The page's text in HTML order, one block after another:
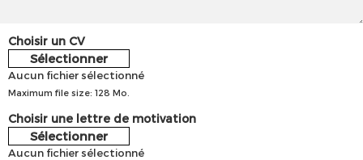
Choisir un CV
Sélectionner
Aucun fichier sélectionné
Maximum file size: 128 Mo.
Choisir une lettre de motivation
Sélectionner
Aucun fichier sélectionné